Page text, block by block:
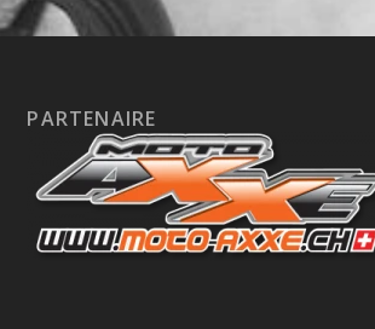
PARTENAIRE